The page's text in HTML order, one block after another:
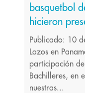
basquetbol
hicieron
Publicado: 10
Lazos en
participación
Bachilleres, en
nuestras...